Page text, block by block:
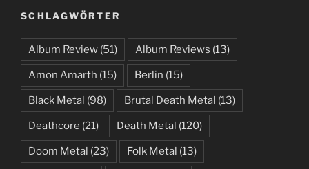
SCHLAGWÖRTER
Album Review (51) Album Reviews (13)
Amon Amarth (15) Berlin (15)
Black Metal (98) Brutal Death Metal (13)
Deathcore (21) Death Metal (120)
Doom Metal (23) Folk Metal (13)